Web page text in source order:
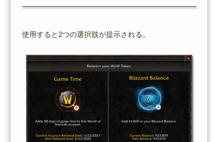
使用すると2つの選択肢が提示される。